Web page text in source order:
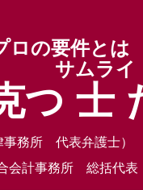
ロの要件とは
つ 士
サムライ
事務所 代表弁護士）
合会計事務所 総括代